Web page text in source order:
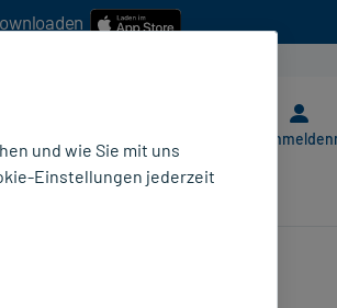
Anmelden
und wie Sie mit uns
Einstellungen jederzeit